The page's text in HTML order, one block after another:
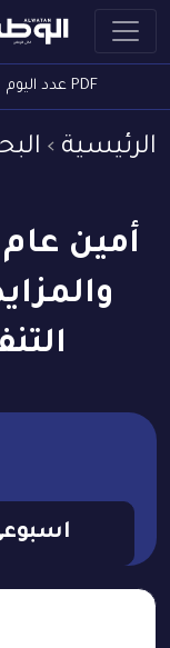
PDF عدد اليوم
الرئيسية
أمين